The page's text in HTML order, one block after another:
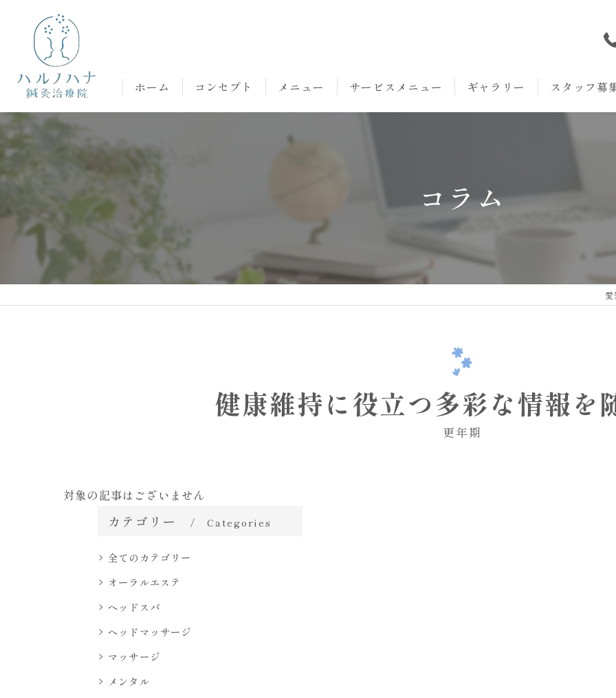
ホーム コンセプト メニュー サービスメニュー ギャラリー スタッフ募
コラム
愛
健康維持に役立つ多彩な情報を
更年期
対象の記事はございません
カテゴリー Categories
全てのカテゴリー
オーラルエステ
ヘッドスパ
ヘッドマッサージ
マッサージ
メンタル